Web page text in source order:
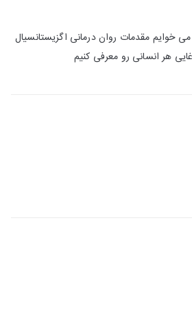
می خوایم مقدمات روان درمانی اگزیستانسیال
هر انسانی رو معرفی کنیم